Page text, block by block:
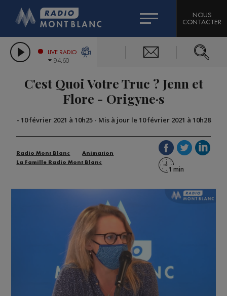
LES CHRONIQUES DE L'EXPERT
CITIZEN MACHINERY
GRAND MASSIF DOMAINES SKIABLES
BIGARD
COMPAGNIE DU MONT-BLANC
NOUS
CONTACTER
LIVE RADIO
94.60
C'est Quoi Votre Truc ? Jenn et
Flore - Origyne·s
- 10 février 2021 à 10h25- Mis à jour le 10 février 2021 à 10h28
Radio Mont Blanc
Animation
La Famille Radio Mont Blanc